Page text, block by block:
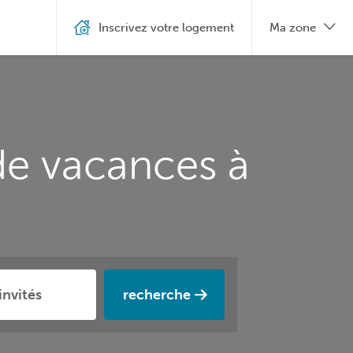
vacances à
recherche
Inscrivez votre logement Ma zone